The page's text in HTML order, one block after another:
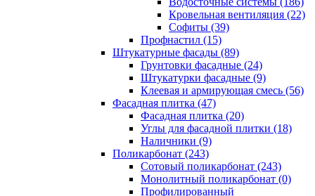
Кровельная вентиляция (22)
Cофиты (39)
Профнастил (15)
Штукатурные фасады (89)
Грунтовки фасадные (24)
Штукатурки фасадные (9)
Клеевая и армирующая смесь (56)
Фасадная плитка (47)
Фасадная плитка (20)
Углы для фасадной плитки (18)
Наличники (9)
Поликарбонат (243)
Сотовый поликарбонат (243)
Монолитный поликарбонат (0)
Профилированный